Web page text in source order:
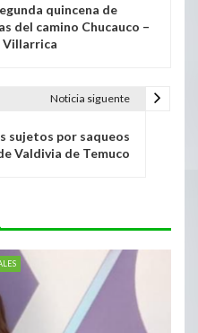
quincena de
del camino Chucauco –
Villarrica
Noticia siguente
sujetos por saqueos
Valdivia de Temuco